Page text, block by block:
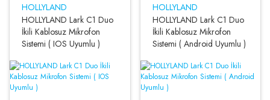
HOLLYLAND
HOLLYLAND Lark C1 Duo
İkili Kablosuz Mikrofon
Sistemi ( IOS Uyumlu )
HOLLYLAND
HOLLYLAND Lark C1 Duo
İkili Kablosuz Mikrofon
Sistemi ( Android Uyumlu )